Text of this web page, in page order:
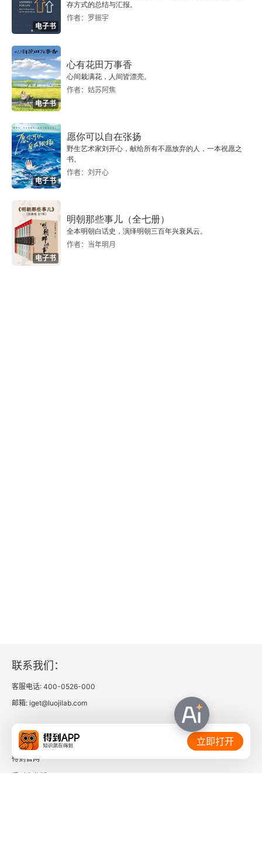
电子书
存方式的总结与汇报。
作者：罗振宇
电子书
心有花田万事香
心间栽满花，人间皆漂亮。
作者：姑苏阿焦
电子书
愿你可以自在张扬
野生艺术家刘开心，献给所有不愿放弃的人，一本祝愿之
书。
作者：刘开心
电子书
明朝那些事儿（全七册）
全本明朝白话史，演绎明朝三百年兴衰风云。
作者：当年明月
联系我们：
客服电话: 400-0526-000
邮箱: iget@luojilab.com
相关链接：
得到官网
立即打开